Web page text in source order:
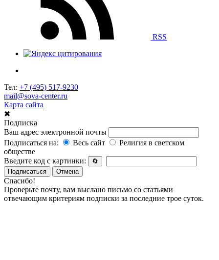
RSS
Тел: +7 (495) 517-9230
mail@sova-center.ru
Карта сайта
✖
Подписка
Ваш адрес электронной почты
Подписаться на:
Весь сайт
Религия в светском
обществе
Введите код с картинки:
🔄
Подписаться
Отмена
Спасибо!
Проверьте почту, вам выслано письмо со статьями
отвечающим критериям подписки за последние трое суток.